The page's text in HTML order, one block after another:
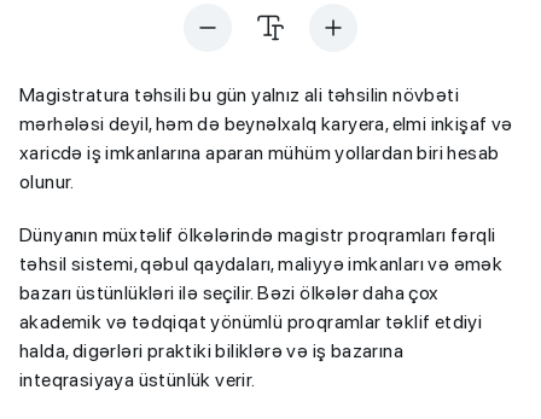
Magistratura təhsili bu gün yalnız ali təhsilin növbəti
mərhələsi deyil, həm də beynəlxalq karyera, elmi inkişaf və
xaricdə iş imkanlarına aparan mühüm yollardan biri hesab
olunur.
Dünyanın müxtəlif ölkələrində magistr proqramları fərqli
təhsil sistemi, qəbul qaydaları, maliyyə imkanları və əmək
bazarı üstünlükləri ilə seçilir. Bəzi ölkələr daha çox
akademik və tədqiqat yönümlü proqramlar təklif etdiyi
halda, digərləri praktiki biliklərə və iş bazarına
inteqrasiyaya üstünlük verir.